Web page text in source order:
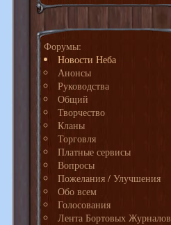
Форумы:
Новости Неба
Анонсы
Руководства
Общий
Творчество
Кланы
Торговля
Платные сервисы
Вопросы
Пожелания / Улучшения
Обо всем
Голосования
Лента Бортовых Журналов